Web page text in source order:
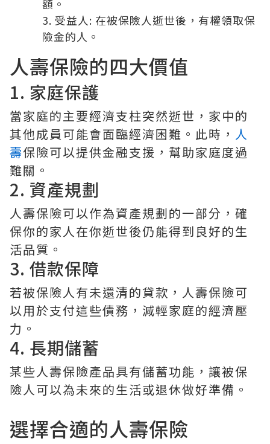
額。
受益人: 在被保險人逝世後，有權領取保
險金的人。
人壽保險的四大價值
1. 家庭保護
當家庭的主要經濟支柱突然逝世，家中的
其他成員可能會面臨經濟困難。此時， 人
壽保險可以提供金融支援，幫助家庭度過
難關。
2. 資產規劃
人壽保險可以作為資產規劃的一部分，確
保你的家人在你逝世後仍能得到良好的生
活品質。
3. 借款保障
若被保險人有未還清的貸款，人壽保險可
以用於支付這些債務，減輕家庭的經濟壓
力。
4. 長期儲蓄
某些人壽保險產品具有儲蓄功能，讓被保
險人可以為未來的生活或退休做好準備。
選擇合適的人壽保險